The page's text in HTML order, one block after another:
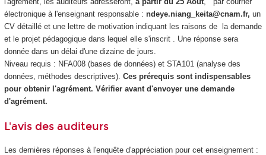
électronique à l'enseignant responsable : ndeye.niang_keita@cnam.fr, un
CV détaillé et une lettre de motivation indiquant les raisons de la demande
et le projet pédagogique dans lequel elle s'inscrit . Une réponse sera
donnée dans un délai d'une dizaine de jours.
Niveau requis : NFA008 (bases de données) et STA101 (analyse des
données, méthodes descriptives). Ces prérequis sont indispensables
pour obtenir l'agrément. Vérifier avant d'envoyer une demande
d'agrément.
L'avis des auditeurs
Les dernières réponses à l'enquête d'appréciation pour cet enseignement :